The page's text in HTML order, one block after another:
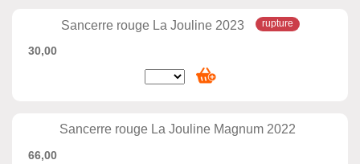
Sancerre rouge La Jouline 2023
30,00
Sancerre rouge La Jouline Magnum 2022
66,00